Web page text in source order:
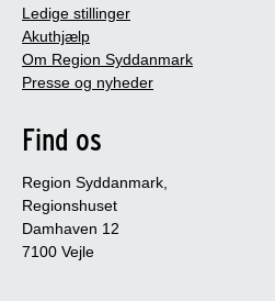
Ledige stillinger
Akuthjælp
Om Region Syddanmark
Presse og nyheder
Find os
Region Syddanmark,
Regionshuset
Damhaven 12
7100 Vejle